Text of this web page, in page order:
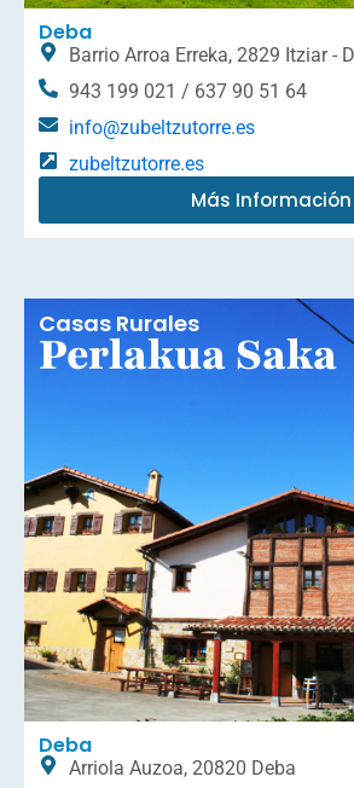
Deba
Barrio Arroa Erreka, 2829 Itziar -
943 199 021 / 637 90 51 64
info@zubeltzutorre.es
zubeltzutorre.es
Más Información
Casas Rurales
Perlakua Saka
Deba
Arriola Auzoa, 20820 Deba